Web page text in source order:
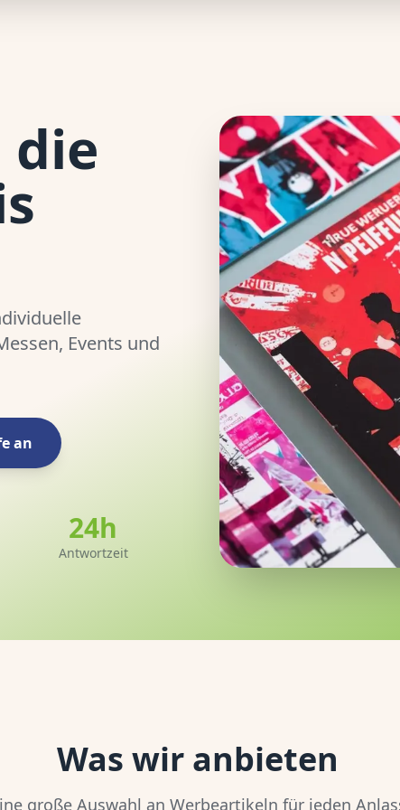
Events und
an
24h
Antwortzeit
Was wir anbieten
große Auswahl an Werbeartikeln für jeden